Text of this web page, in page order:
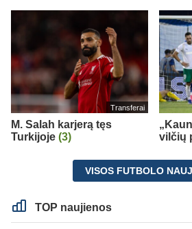
Transferai
M. Salah karjerą tęs
Turkijoje (3)
vilčių
VISOS FUTBOLO
TOP naujienos